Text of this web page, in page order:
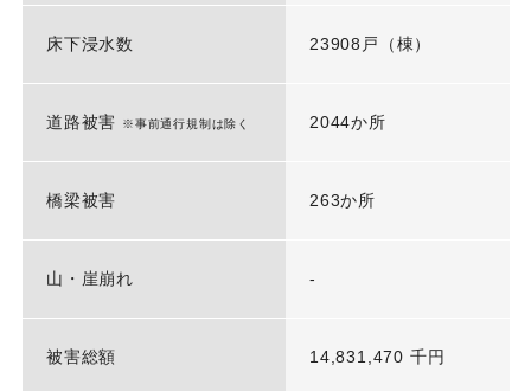
床下浸水数 23908戸（棟）
道路被害 ※事前通行規制は除く 2044か所
橋梁被害 263か所
山・崖崩れ -
被害総額 14,831,470 千円